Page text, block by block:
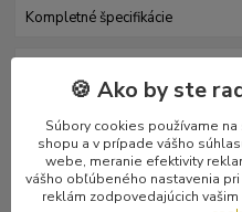
Kompletné špecifikácie
Komentáre 0
Kompletné špecifikácie
🍪 Ako by ste
Súbory cookies používame
shopu a v prípade vášho
webe, meranie efektivity
vášho obľúbeného nastavenia
reklám zodpovedajúcich